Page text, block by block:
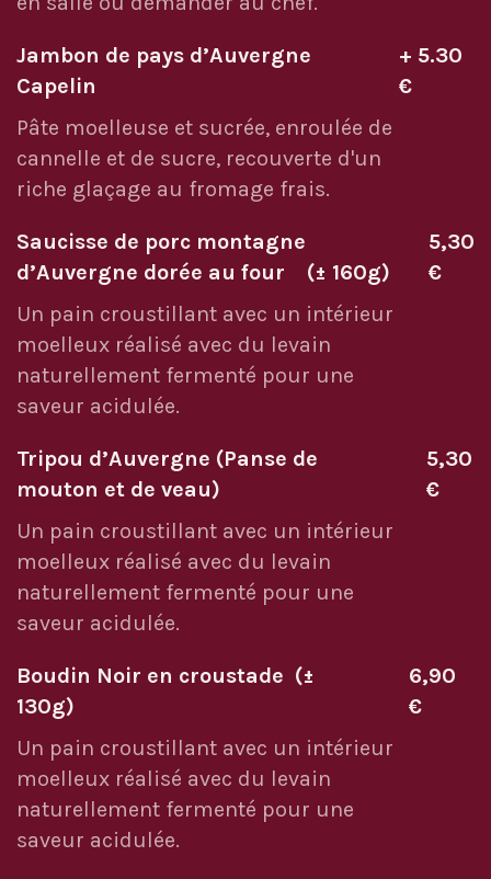
Jambon de pays d’Auvergne
Capelin
+ 5.30
€
Pâte moelleuse et sucrée, enroulée de
cannelle et de sucre, recouverte d'un
riche glaçage au fromage frais.
Saucisse de porc montagne
d’Auvergne dorée au four (± 160g)
5,30
€
Un pain croustillant avec un intérieur
moelleux réalisé avec du levain
naturellement fermenté pour une
saveur acidulée.
Tripou d’Auvergne (Panse de
mouton et de veau)
5,30
€
Un pain croustillant avec un intérieur
moelleux réalisé avec du levain
naturellement fermenté pour une
saveur acidulée.
Boudin Noir en croustade (±
130g)
6,90
€
Un pain croustillant avec un intérieur
moelleux réalisé avec du levain
naturellement fermenté pour une
saveur acidulée.